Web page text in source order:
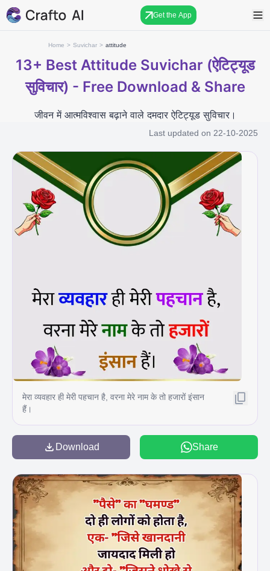
Get the App
Home > Suvichar > attitude
13+ Best Attitude Suvichar (ऐटिट्यूड
सुविचार) - Free Download & Share
जीवन में आत्मविश्वास बढ़ाने वाले दमदार ऐटिट्यूड सुविचार।
Last updated on 22-10-2025
मेरा व्यवहार ही मेरी पहचान है, वरना मेरे नाम के तो हजारों इंसान
हैं।
Download Share